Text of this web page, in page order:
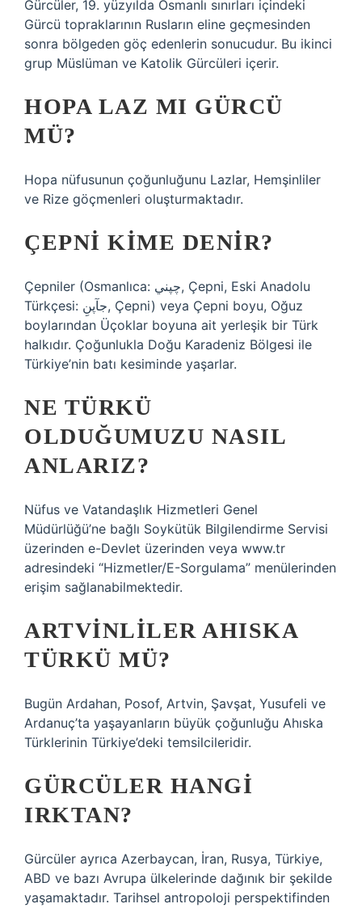
Gürcüler, 19. yüzyılda Osmanlı sınırları içindeki
Gürcü topraklarının Rusların eline geçmesinden
sonra bölgeden göç edenlerin sonucudur. Bu ikinci
grup Müslüman ve Katolik Gürcüleri içerir.
HOPA LAZ MI GÜRCÜ
MÜ?
Hopa nüfusunun çoğunluğunu Lazlar, Hemşinliler
ve Rize göçmenleri oluşturmaktadır.
ÇEPNI KIME DENIR?
Çepniler (Osmanlıca: چپني, Çepni, Eski Anadolu
Türkçesi: جآپنِ, Çepni) veya Çepni boyu, Oğuz
boylarından Üçoklar boyuna ait yerleşik bir Türk
halkıdır. Çoğunlukla Doğu Karadeniz Bölgesi ile
Türkiye’nin batı kesiminde yaşarlar.
NE TÜRKÜ
OLDUĞUMUZU NASIL
ANLARIZ?
Nüfus ve Vatandaşlık Hizmetleri Genel
Müdürlüğü’ne bağlı Soykütük Bilgilendirme Servisi
üzerinden e-Devlet üzerinden veya www.tr
adresindeki “Hizmetler/E-Sorgulama” menülerinden
erişim sağlanabilmektedir.
ARTVINLILER AHISKA
TÜRKÜ MÜ?
Bugün Ardahan, Posof, Artvin, Şavşat, Yusufeli ve
Ardanuç’ta yaşayanların büyük çoğunluğu Ahıska
Türklerinin Türkiye’deki temsilcileridir.
GÜRCÜLER HANGI
IRKTAN?
Gürcüler ayrıca Azerbaycan, İran, Rusya, Türkiye,
ABD ve bazı Avrupa ülkelerinde dağınık bir şekilde
yaşamaktadır. Tarihsel antropoloji perspektifinden